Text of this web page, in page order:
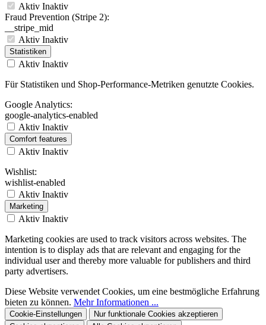
Aktiv Inaktiv
Fraud Prevention (Stripe 2):
__stripe_mid
Aktiv Inaktiv
Statistiken
Aktiv Inaktiv
Für Statistiken und Shop-Performance-Metriken genutzte Cookies.
Google Analytics:
google-analytics-enabled
Aktiv Inaktiv
Comfort features
Aktiv Inaktiv
Wishlist:
wishlist-enabled
Aktiv Inaktiv
Marketing
Aktiv Inaktiv
Marketing cookies are used to track visitors across websites. The
intention is to display ads that are relevant and engaging for the
individual user and thereby more valuable for publishers and third
party advertisers.
Diese Website verwendet Cookies, um eine bestmögliche Erfahrung
bieten zu können. Mehr Informationen ...
Cookie-Einstellungen
Nur funktionale Cookies akzeptieren